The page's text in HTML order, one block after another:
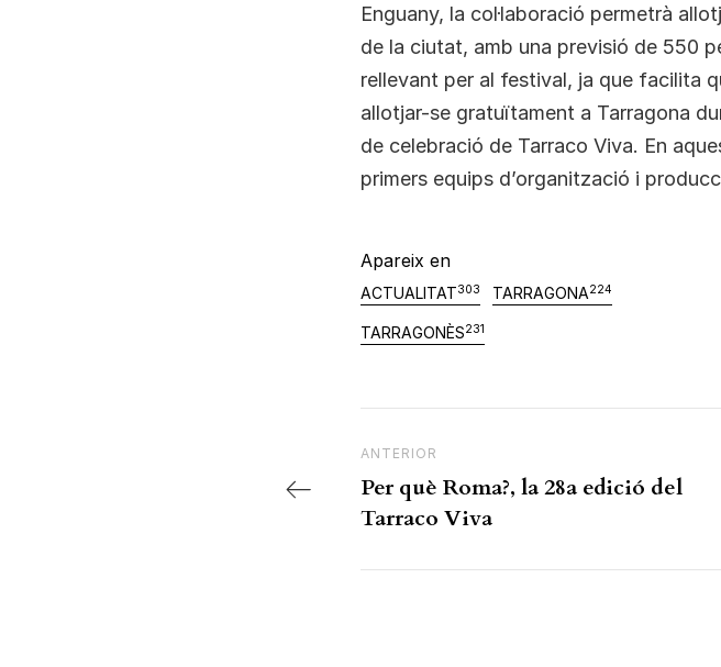
Enguany, la col·laboració permetrà
de la ciutat, amb una previsió de 550
rellevant per al festival, ja que facilita
allotjar-se gratuïtament a Tarragona
de celebració de Tarraco Viva. En
primers equips d’organització i
Apareix en
ACTUALITAT303 TARRAGONA224
TARRAGONÈS231
Previous Post
ANTERIOR
Per què Roma?, la 28a edició del
Tarraco Viva